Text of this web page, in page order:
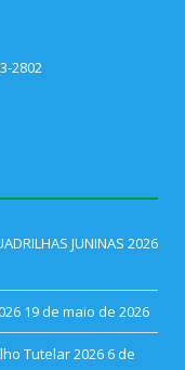
2802
JUNINAS 2026
19 de maio de 2026
Tutelar 2026 6 de